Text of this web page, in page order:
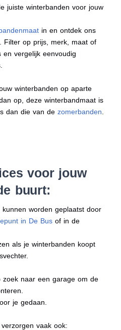
juiste winterbanden voor jouw
in en ontdek ons
Filter op prijs, merk, maat of
en vergelijk eenvoudig
winterbanden op aparte
op, deze winterbandmaat is
dan die van dezomerbanden
voor jouw
buurt:
worden geplaatst door
in De Bus of in de
als je winterbanden koopt
zoek naar een garage om de
je gedaan.
vaak ook: